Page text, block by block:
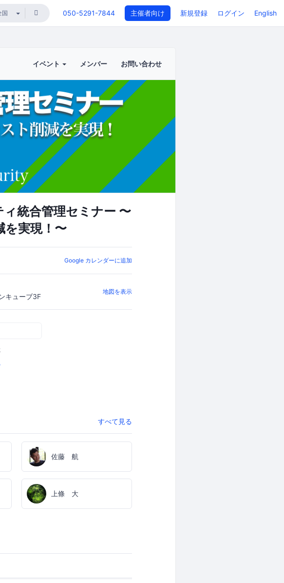
050-5291-7844 主催者向け 新規登録 ログイン English
イベント メンバー お問い合わせ
ィ統合管理セミナー 〜
を実現！〜
Google カレンダーに追加
キューブ3F
地図を表示
すべて見る
佐藤 航
上條 大